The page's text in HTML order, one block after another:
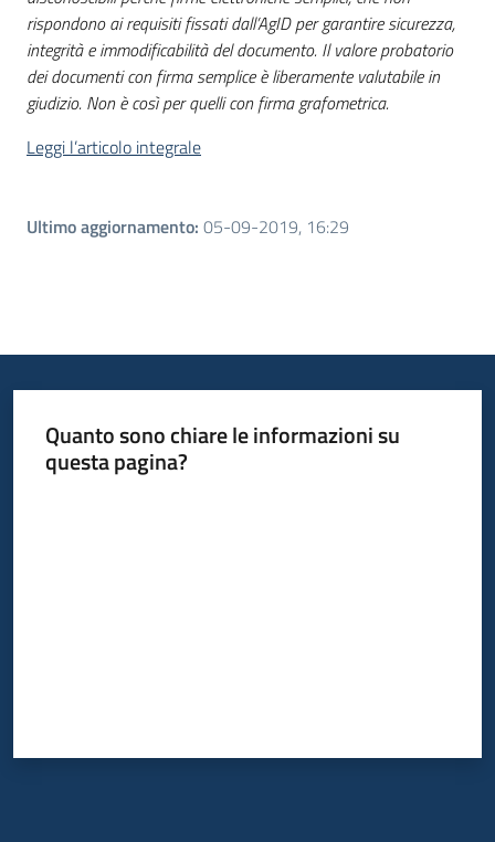
rispondono ai requisiti fissati dall’AgID per garantire sicurezza,
integrità e immodificabilità del documento. Il valore probatorio
dei documenti con firma semplice è liberamente valutabile in
giudizio. Non è così per quelli con firma grafometrica.
Leggi l’articolo integrale
Ultimo aggiornamento: 05-09-2019, 16:29
Quanto sono chiare le informazioni su
questa pagina?